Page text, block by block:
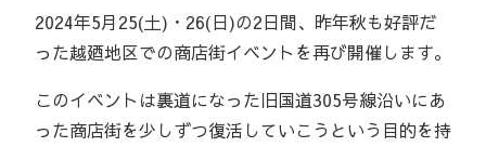
2024年5月25(土)・26(日)の2日間、昨年秋も好評だ
った越廼地区での商店街イベントを再び開催します。
このイベントは裏道になった旧国道305号線沿いにあ
った商店街を少しずつ復活していこうという目的を持